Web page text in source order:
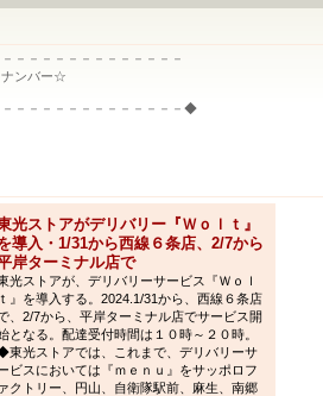
－－－－－－－－－－－－－
バー☆
－－－－－－－－－－－－－◆
光ストアがデリバリー『Ｗｏｌｔ』
導入・1/31から西線６条店、2/7から
岸ターミナル店で
光ストアが、デリバリーサービス『Ｗｏｌ
ｔ』を導入する。2024.1/31から、西線６条店
、2/7から、平岸ターミナル店でサービス開
となる。配達受付時間は１０時～２０時。
東光ストアでは、これまで、デリバリーサ
ビスにおいては『ｍｅｎｕ』をサッポロフ
ァクトリー、円山、自衛隊駅前、麻生、南郷